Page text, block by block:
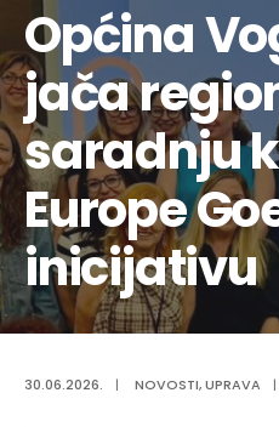
Općina
jača
saradnju
Europe
inicijativu
30.06.2026. | NOVOSTI,UPRAVA |